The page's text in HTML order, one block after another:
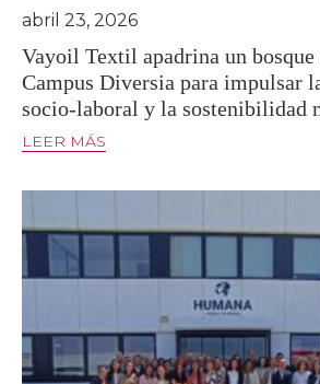
Vayoil Textil apadrina un bosque
Campus Diversia para impulsar
socio-laboral y la sostenibilidad
abril 23, 2026
LEER MÁS